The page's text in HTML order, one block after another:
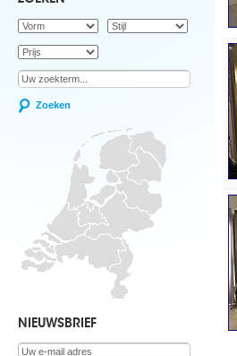
Zoeken
NIEUWSBRIEF